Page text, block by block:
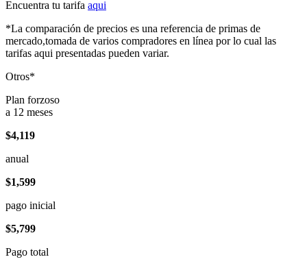
Encuentra tu tarifa aqui
*La comparación de precios es una referencia de primas de
mercado,tomada de varios compradores en línea por lo cual las
tarifas aqui presentadas pueden variar.
Otros*
Plan forzoso
a 12 meses
$4,119
anual
$1,599
pago inicial
$5,799
Pago total